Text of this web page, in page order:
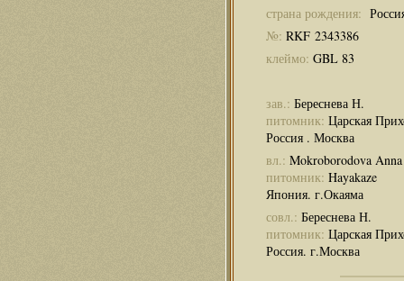
страна рождения:
№: RKF 2343386
клеймо: GBL 83
зав.: Береснева Н.
питомник: Царская
Россия . Москва
вл.: Mokroborodova Anna
питомник: Hayakaze
Япония. г.Окаяма
совл.: Береснева Н.
питомник: Царская
Россия. г.Москва